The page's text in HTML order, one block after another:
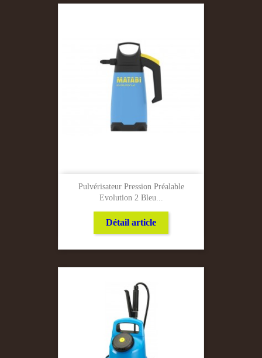
Pulvérisateur Pression Préalable
Evolution 2 Bleu...
Détail article